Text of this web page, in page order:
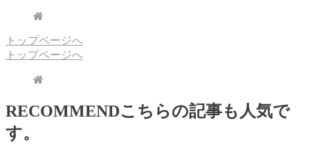
トップページへ
トップページへ
RECOMMENDこちらの記事も人気で
す。